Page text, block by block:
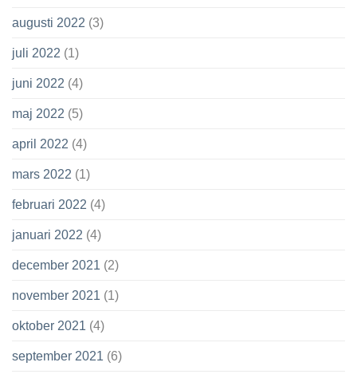
augusti 2022 (3)
juli 2022 (1)
juni 2022 (4)
maj 2022 (5)
april 2022 (4)
mars 2022 (1)
februari 2022 (4)
januari 2022 (4)
december 2021 (2)
november 2021 (1)
oktober 2021 (4)
september 2021 (6)